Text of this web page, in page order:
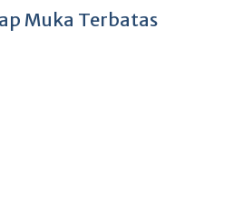
Muka Terbatas